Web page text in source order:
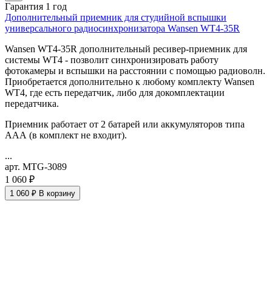
Гарантия 1 год
Дополнительный приемник для студийной вспышки
универсального радиосинхронизатора Wansen WT4-35R
Wansen WT4-35R дополнительный ресивер-приемник для
системы WT4 - позволит синхронизировать работу
фотокамеры и вспышки на расстоянии с помощью радиоволн.
Приобретается дополнительно к любому комплекту Wansen
WT4, где есть передатчик, либо для докомплектации
передатчика.
Приемник работает от 2 батарей или аккумуляторов типа
ААА (в комплект не входит).
...
арт. MTG-3089
1 060 ₽
1 060 ₽ В корзину